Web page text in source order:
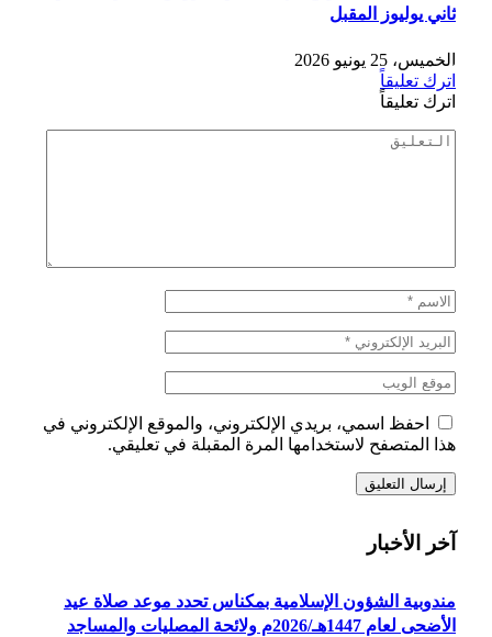
ثاني يوليوز المقبل
الخميس، 25 يونيو 2026
اترك تعليقاً
اترك تعليقاً
احفظ اسمي، بريدي الإلكتروني، والموقع الإلكتروني في
هذا المتصفح لاستخدامها المرة المقبلة في تعليقي.
آخر الأخبار
مندوبية الشؤون الإسلامية بمكناس تحدد موعد صلاة عيد
الأضحى لعام 1447هـ/2026م ولائحة المصليات والمساجد